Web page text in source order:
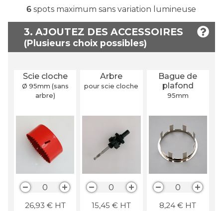
6 spots maximum sans variation lumineuse
3. AJOUTEZ DES ACCESSOIRES
Scie cloche
Ø 95mm (sans
arbre)
0
26,93 € HT
Arbre
pour scie cloche
0
15,45 € HT
Bague de
plafond
95mm
0
8,24 € HT